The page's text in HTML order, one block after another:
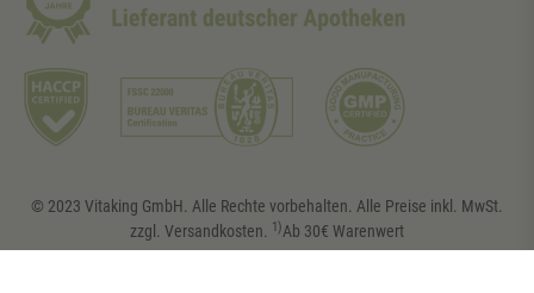
© 2023 Vitaking GmbH. Alle Rechte vorbehalten. Alle Preise inkl. MwSt.
zzgl. Versandkosten. 1)Ab 30€ Warenwert